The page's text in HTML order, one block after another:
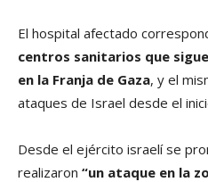
El hospital afectado
centros sanitarios que
en la Franja de Gaza, y el
ataques de Israel desde el
Desde el ejército israelí se
realizaron “un ataque en la